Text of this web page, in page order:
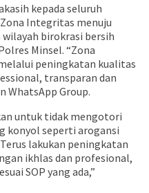
kepada seluruh
Integritas menuju
wilayah birokrasi bersih
Minsel. “Zona
peningkatan kualitas
transparan dan
WhatsApp Group.
untuk tidak mengotori
konyol seperti arogansi
lakukan peningkatan
ikhlas dan profesional,
SOP yang ada,”